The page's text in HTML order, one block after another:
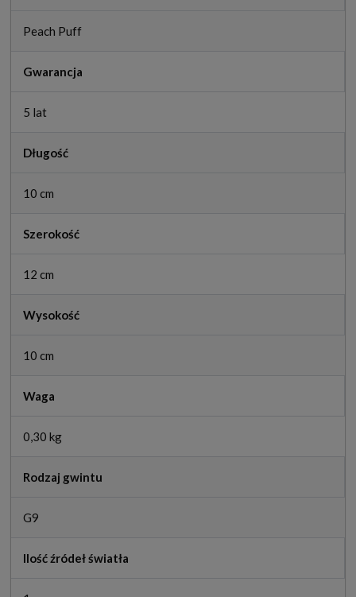
Peach Puff
Gwarancja
5 lat
Długość
10 cm
Szerokość
12 cm
Wysokość
10 cm
Waga
0,30 kg
Rodzaj gwintu
G9
Ilość źródeł światła